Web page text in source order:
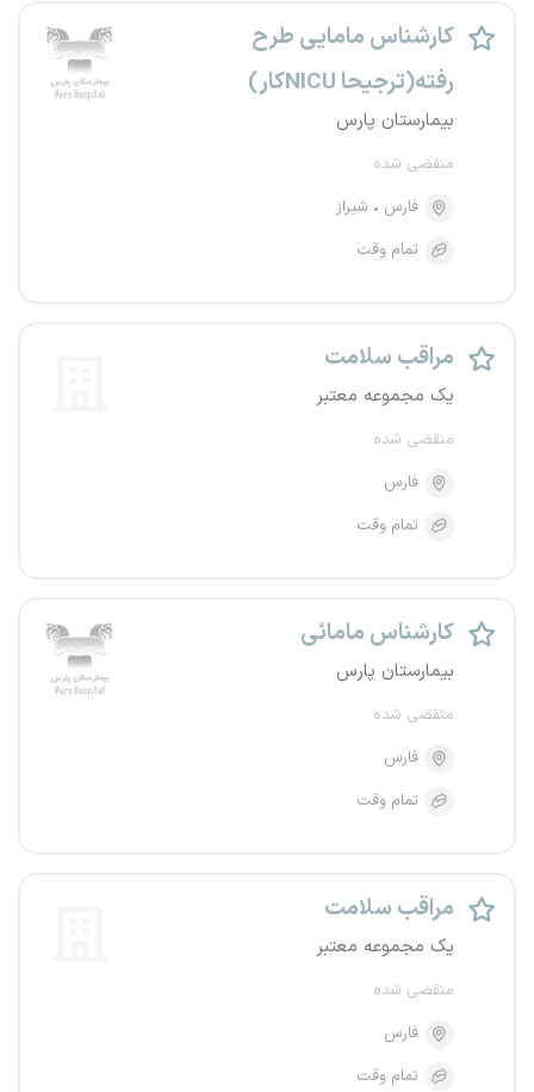
کارشناس مامایی طرح
رفته(ترجیحا NICUکار)
بیمارستان پارس
منقضی شده
فارس
شیراز
تمام وقت
مراقب سلامت
یک مجموعه معتبر
منقضی شده
فارس
تمام وقت
کارشناس مامائی
بیمارستان پارس
منقضی شده
فارس
تمام وقت
مراقب سلامت
یک مجموعه معتبر
منقضی شده
فارس
تمام وقت